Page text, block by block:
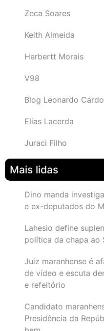
Zeca Soares
Keith Almeida
Herbertt Morais
V98
Blog Leonardo
Elias Lacerda
Juraci Filho
Mais lidas
Dino manda
e ex-deputados do
Lahesio define
política da chapa ao
Juiz maranhense é
de vídeo e escuta
e refeitório
Candidato
Presidência da